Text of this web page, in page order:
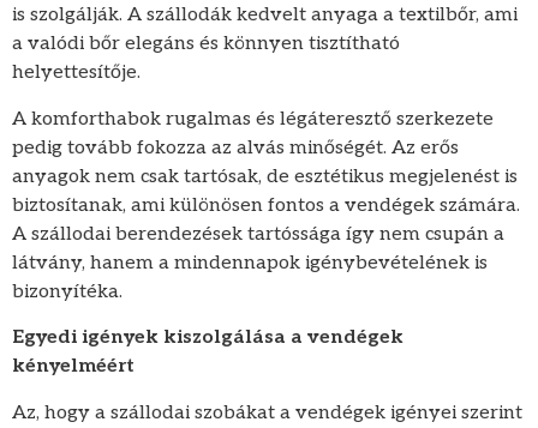
is szolgálják. A szállodák kedvelt anyaga a textilbőr, ami
a valódi bőr elegáns és könnyen tisztítható
helyettesítője.
A komforthabok rugalmas és légáteresztő szerkezete
pedig tovább fokozza az alvás minőségét. Az erős
anyagok nem csak tartósak, de esztétikus megjelenést is
biztosítanak, ami különösen fontos a vendégek számára.
A szállodai berendezések tartóssága így nem csupán a
látvány, hanem a mindennapok igénybevételének is
bizonyítéka.
Egyedi igények kiszolgálása a vendégek
kényelméért
Az, hogy a szállodai szobákat a vendégek igényei szerint